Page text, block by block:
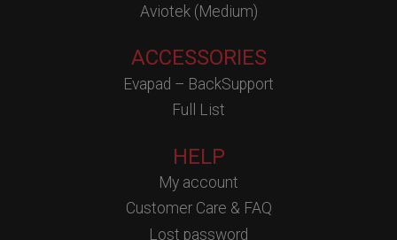
Aviotek (Medium)
ACCESSORIES
Evapad – BackSupport
Full List
HELP
My account
Customer Care & FAQ
Lost password